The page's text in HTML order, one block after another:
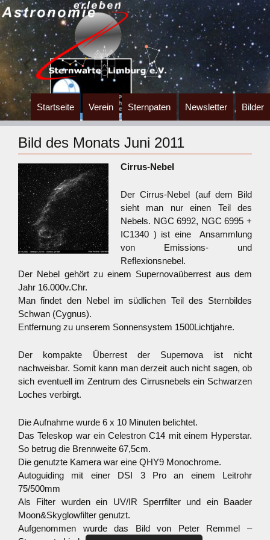
Zum
Inhalt
springen
Startseite Verein Sternpaten Newsletter Bilder
Bild des Monats Juni 2011
Cirrus-Nebel
Der Cirrus-Nebel (auf dem Bild
sieht man nur einen Teil des
Nebels. NGC 6992, NGC 6995 +
IC1340 ) ist eine Ansammlung
von Emissions- und
Reflexionsnebel.
Der Nebel gehört zu einem Supernovaüberrest aus dem
Jahr 16.000v.Chr.
Man findet den Nebel im südlichen Teil des Sternbildes
Schwan (Cygnus).
Entfernung zu unserem Sonnensystem 1500Lichtjahre.
Der kompakte Überrest der Supernova ist nicht
nachweisbar. Somit kann man derzeit auch nicht sagen, ob
sich eventuell im Zentrum des Cirrusnebels ein Schwarzen
Loches verbirgt.
Die Aufnahme wurde 6 x 10 Minuten belichtet.
Das Teleskop war ein Celestron C14 mit einem Hyperstar.
So betrug die Brennweite 67,5cm.
Die genutzte Kamera war eine QHY9 Monochrome.
Autoguiding mit einer DSI 3 Pro an einem Leitrohr
75/500mm
Als Filter wurden ein UV/IR Sperrfilter und ein Baader
Moon&Skyglowfilter genutzt.
Aufgenommen wurde das Bild von Peter Remmel –